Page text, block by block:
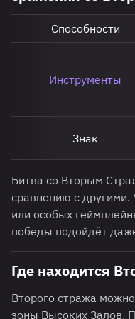
Способности
Инструменты
Знак
Битва со Вторым
сравнению с
или особых
победы подойдёт
Где находится
Второго стража
зоны Высоких Залов.